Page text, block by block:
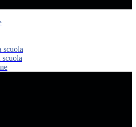
scuola
scuola